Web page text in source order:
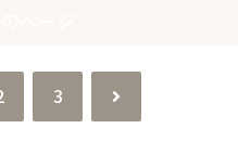
3
次